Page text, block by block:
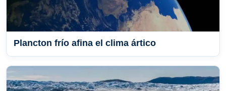
Plancton frío afina el clima ártico